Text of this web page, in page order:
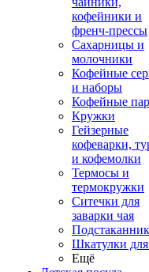
кофейники и
френч-прессы
Сахарницы и
молочники
Кофейные
и наборы
Кофейные
Кружки
Гейзерные
кофеварки,
и кофемолки
Термосы и
термокружки
Ситечки для
заварки чая
Шкатулки для
Ещё